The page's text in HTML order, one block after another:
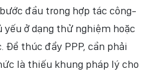
đầu trong hợp tác công-
yếu ở dạng thử nghiệm hoặc
thúc đẩy PPP, cần phải
là thiếu khung pháp lý cho